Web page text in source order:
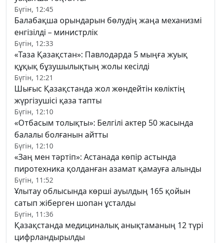
Бүгін, 12:45
Балабақша орындарын бөлудің жаңа механизмі
енгізілді – министрлік
Бүгін, 12:33
«Таза Қазақстан»: Павлодарда 5 мыңға жуық
құқық бұзушылықтың жолы кесілді
Бүгін, 12:21
Шығыс Қазақстанда жол жөндейтін көліктің
жүргізушісі қаза тапты
Бүгін, 12:10
«Отбасым толықты»: Белгілі актер 50 жасында
балалы болғанын айтты
Бүгін, 12:10
«Заң мен тәртіп»: Астанада көпір астында
пиротехника қолданған азамат қамауға алынды
Бүгін, 11:52
Ұлытау облысында көрші ауылдың 165 қойын
сатып жіберген шопан ұсталды
Бүгін, 11:36
Қазақстанда медициналық анықтаманың 12 түрі
цифрландырылды